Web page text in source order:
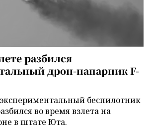
разбился
дрон-напарник F-
беспилотник
во время взлета на
в штате Юта.